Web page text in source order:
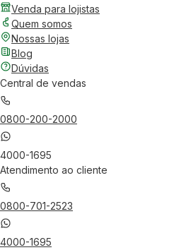
Venda para lojistas
Quem somos
Nossas lojas
Blog
Dúvidas
Central de vendas
0800-200-2000
4000-1695
Atendimento ao cliente
0800-701-2523
4000-1695